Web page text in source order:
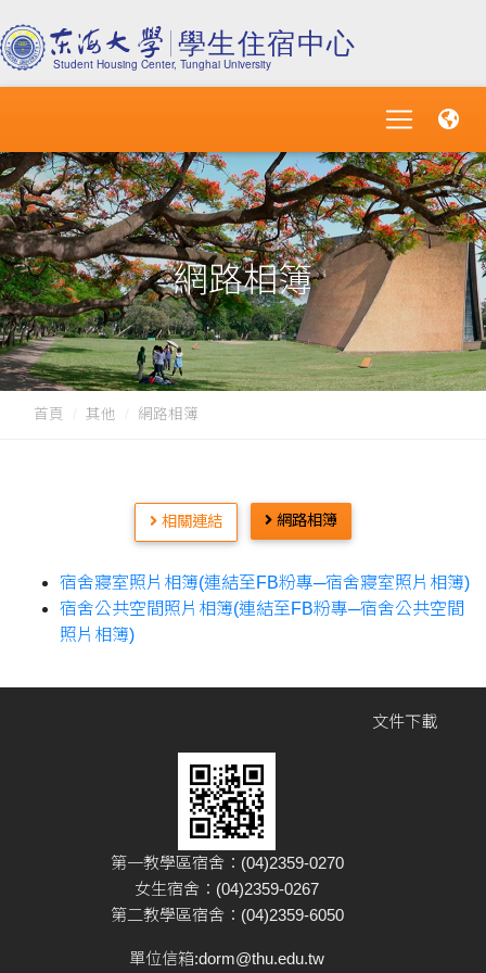
網路相簿
首頁 其他 網路相簿
相關連結 網路相簿
宿舍寢室照片相簿(連結至FB粉專─宿舍寢室照片相簿)
宿舍公共空間照片相簿(連結至FB粉專─宿舍公共空間
照片相簿)
文件下載
第一教學區宿舍：(04)2359-0270
女生宿舍：(04)2359-0267
第二教學區宿舍：(04)2359-6050
單位信箱:dorm@thu.edu.tw